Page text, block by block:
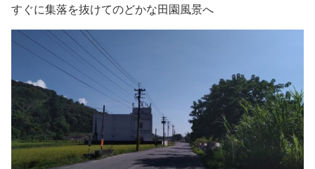
すぐに集落を抜けてのどかな田園風景へ